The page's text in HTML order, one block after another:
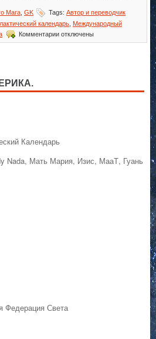
Мага GK Tags: Автор и переводчик
календарь Международный
Комментариик
записи
отключены
Календарь
Nada, Мать Мария, Изис, МааТ, Гуань
Федерация Света